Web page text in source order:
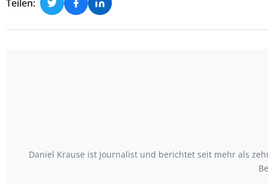
Teilen:
Daniel Krause ist Journalist und berichtet seit mehr als